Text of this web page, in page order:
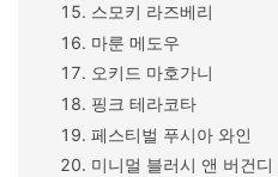
스모키 라즈베리
마룬 메도우
오키드 마호가니
핑크 테라코타
페스티벌 푸시아 와인
미니멀 블러시 앤 버건디